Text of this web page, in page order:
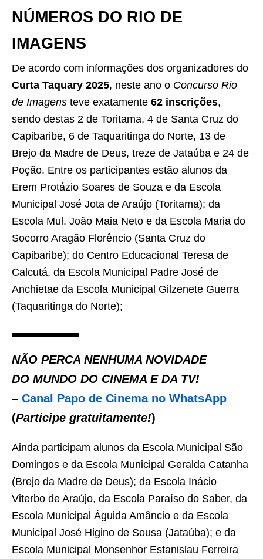
NÚMEROS DO RIO DE
IMAGENS
De acordo com informações dos organizadores do
Curta Taquary 2025, neste ano o Concurso Rio
de Imagens teve exatamente 62 inscrições,
sendo destas 2 de Toritama, 4 de Santa Cruz do
Capibaribe, 6 de Taquaritinga do Norte, 13 de
Brejo da Madre de Deus, treze de Jataúba e 24 de
Poção. Entre os participantes estão alunos da
Erem Protázio Soares de Souza e da Escola
Municipal José Jota de Araújo (Toritama); da
Escola Mul. João Maia Neto e da Escola Maria do
Socorro Aragão Florêncio (Santa Cruz do
Capibaribe); do Centro Educacional Teresa de
Calcutá, da Escola Municipal Padre José de
Anchietae da Escola Municipal Gilzenete Guerra
(Taquaritinga do Norte);
NÃO PERCA NENHUMA NOVIDADE
DO MUNDO DO CINEMA E DA TV!
– Canal Papo de Cinema no WhatsApp
(Participe gratuitamente!)
Ainda participam alunos da Escola Municipal São
Domingos e da Escola Municipal Geralda Catanha
(Brejo da Madre de Deus); da Escola Inácio
Viterbo de Araújo, da Escola Paraíso do Saber, da
Escola Municipal Águida Amâncio e da Escola
Municipal José Higino de Sousa (Jataúba); e da
Escola Municipal Monsenhor Estanislau Ferreira